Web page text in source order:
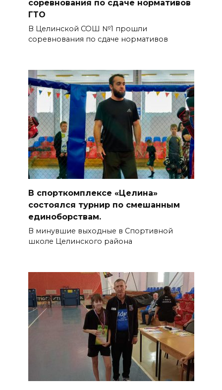
соревнования по сдаче нормативов
ГТО
В Целинской СОШ №1 прошли
соревнования по сдаче нормативов
В спорткомплексе «Целина»
состоялся турнир по смешанным
единоборствам.
В минувшие выходные в Спортивной
школе Целинского района